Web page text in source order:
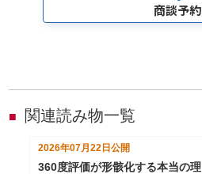
商談予約
■ 関連読み物一覧
2026年07月22日公開
360度評価が形骸化する本当の